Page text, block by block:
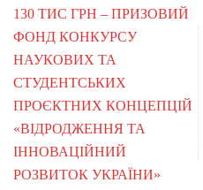
130 ТИС ГРН – ПРИЗОВИЙ
ФОНД КОНКУРСУ
НАУКОВИХ ТА
СТУДЕНТСЬКИХ
ПРОЄКТНИХ КОНЦЕПЦІЙ
«ВІДРОДЖЕННЯ ТА
ІННОВАЦІЙНИЙ
РОЗВИТОК УКРАЇНИ»